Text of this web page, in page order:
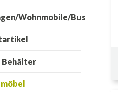
Wohnmobile/Bus
Behälter